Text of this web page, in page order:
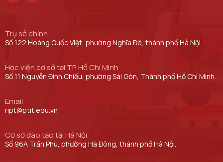
Trụ sở chính
Số 122 Hoàng Quốc Việt, phường Nghĩa Đô, thành phố Hà Nội
Học viện cơ sở tại TP. Hồ Chí Minh
Số 11 Nguyễn Đình Chiểu, phường Sài Gòn, Thành phố Hồ Chí Minh.
Email
ript@ptit.edu.vn
Cơ sở đào tạo tại Hà Nội
Số 96A Trần Phú, phường Hà Đông, thành phố Hà Nội.